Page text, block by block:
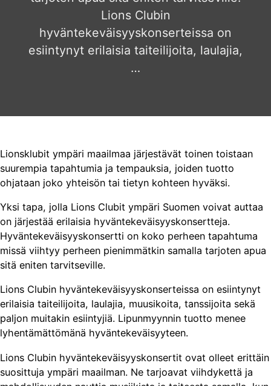
Lions Clubin
hyväntekeväisyyskonserteissa on
esiintynyt erilaisia taiteilijoita, laulajia,
…
Lionsklubit ympäri maailmaa järjestävät toinen toistaan
suurempia tapahtumia ja tempauksia, joiden tuotto
ohjataan joko yhteisön tai tietyn kohteen hyväksi.
Yksi tapa, jolla Lions Clubit ympäri Suomen voivat auttaa
on järjestää erilaisia hyväntekeväisyyskonsertteja.
Hyväntekeväisyyskonsertti on koko perheen tapahtuma
missä viihtyy perheen pienimmätkin samalla tarjoten apua
sitä eniten tarvitseville.
Lions Clubin hyväntekeväisyyskonserteissa on esiintynyt
erilaisia taiteilijoita, laulajia, muusikoita, tanssijoita sekä
paljon muitakin esiintyjiä. Lipunmyynnin tuotto menee
lyhentämättömänä hyväntekeväisyyteen.
Lions Clubin hyväntekeväisyyskonsertit ovat olleet erittäin
suosittuja ympäri maailman. Ne tarjoavat viihdykettä ja